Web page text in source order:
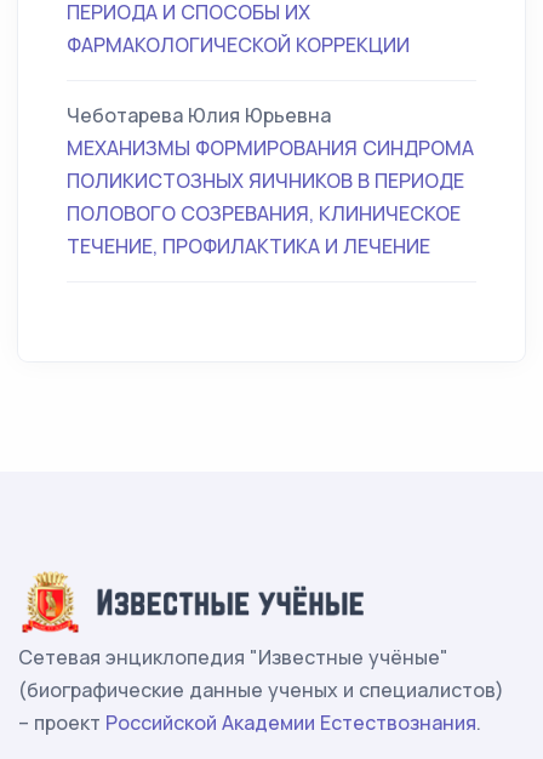
ПЕРИОДА И СПОСОБЫ ИХ
ФАРМАКОЛОГИЧЕСКОЙ КОРРЕКЦИИ
Чеботарева Юлия Юрьевна
МЕХАНИЗМЫ ФОРМИРОВАНИЯ СИНДРОМА
ПОЛИКИСТОЗНЫХ ЯИЧНИКОВ В ПЕРИОДЕ
ПОЛОВОГО СОЗРЕВАНИЯ, КЛИНИЧЕСКОЕ
ТЕЧЕНИЕ, ПРОФИЛАКТИКА И ЛЕЧЕНИЕ
Сетевая энциклопедия "Известные учёные"
(биографические данные ученых и специалистов)
– проект Российской Академии Естествознания.